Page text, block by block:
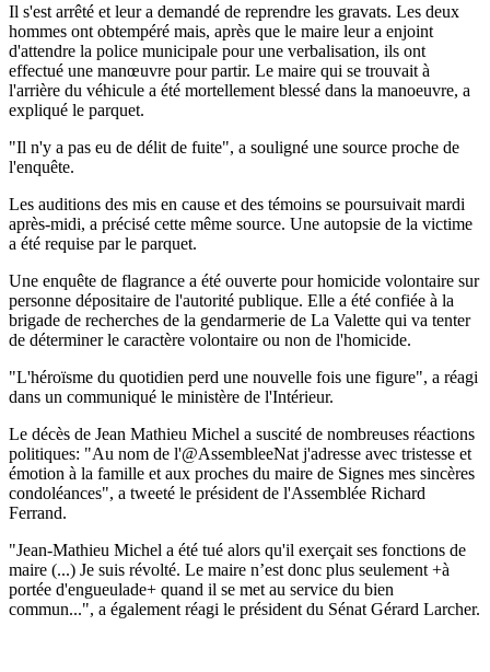
Il s'est arrêté et leur a demandé de reprendre les gravats. Les deux
hommes ont obtempéré mais, après que le maire leur a enjoint
d'attendre la police municipale pour une verbalisation, ils ont
effectué une manœuvre pour partir. Le maire qui se trouvait à
l'arrière du véhicule a été mortellement blessé dans la manoeuvre, a
expliqué le parquet.
"Il n'y a pas eu de délit de fuite", a souligné une source proche de
l'enquête.
Les auditions des mis en cause et des témoins se poursuivait mardi
après-midi, a précisé cette même source. Une autopsie de la victime
a été requise par le parquet.
Une enquête de flagrance a été ouverte pour homicide volontaire sur
personne dépositaire de l'autorité publique. Elle a été confiée à la
brigade de recherches de la gendarmerie de La Valette qui va tenter
de déterminer le caractère volontaire ou non de l'homicide.
"L'héroïsme du quotidien perd une nouvelle fois une figure", a réagi
dans un communiqué le ministère de l'Intérieur.
Le décès de Jean Mathieu Michel a suscité de nombreuses réactions
politiques: "Au nom de l'@AssembleeNat j'adresse avec tristesse et
émotion à la famille et aux proches du maire de Signes mes sincères
condoléances", a tweeté le président de l'Assemblée Richard
Ferrand.
"Jean-Mathieu Michel a été tué alors qu'il exerçait ses fonctions de
maire (...) Je suis révolté. Le maire n’est donc plus seulement +à
portée d'engueulade+ quand il se met au service du bien
commun...", a également réagi le président du Sénat Gérard Larcher.